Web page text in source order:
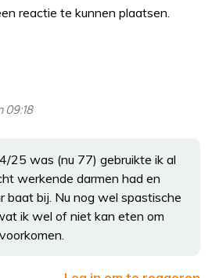
reactie te kunnen plaatsen.
09:18
25 was (nu 77) gebruikte ik al
werkende darmen had en
baat bij. Nu nog wel spastische
ik wel of niet kan eten om